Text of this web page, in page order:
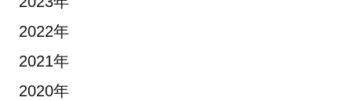
2022年
2021年
2020年